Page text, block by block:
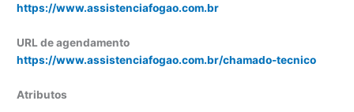
https://www.assistenciafogao.com.br
URL de agendamento
https://www.assistenciafogao.com.br/chamado-tecnico
Atributos